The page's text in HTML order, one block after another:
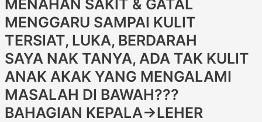
MENAHAN SAKIT & GATAL
MENGGARU SAMPAI KULIT
TERSIAT, LUKA, BERDARAH
SAYA NAK TANYA, ADA TAK KULIT
ANAK AKAK YANG MENGALAMI
MASALAH DI BAWAH???
BAHAGIAN KEPALA→LEHER